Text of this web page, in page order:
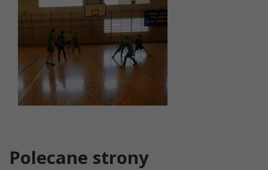
Polecane strony